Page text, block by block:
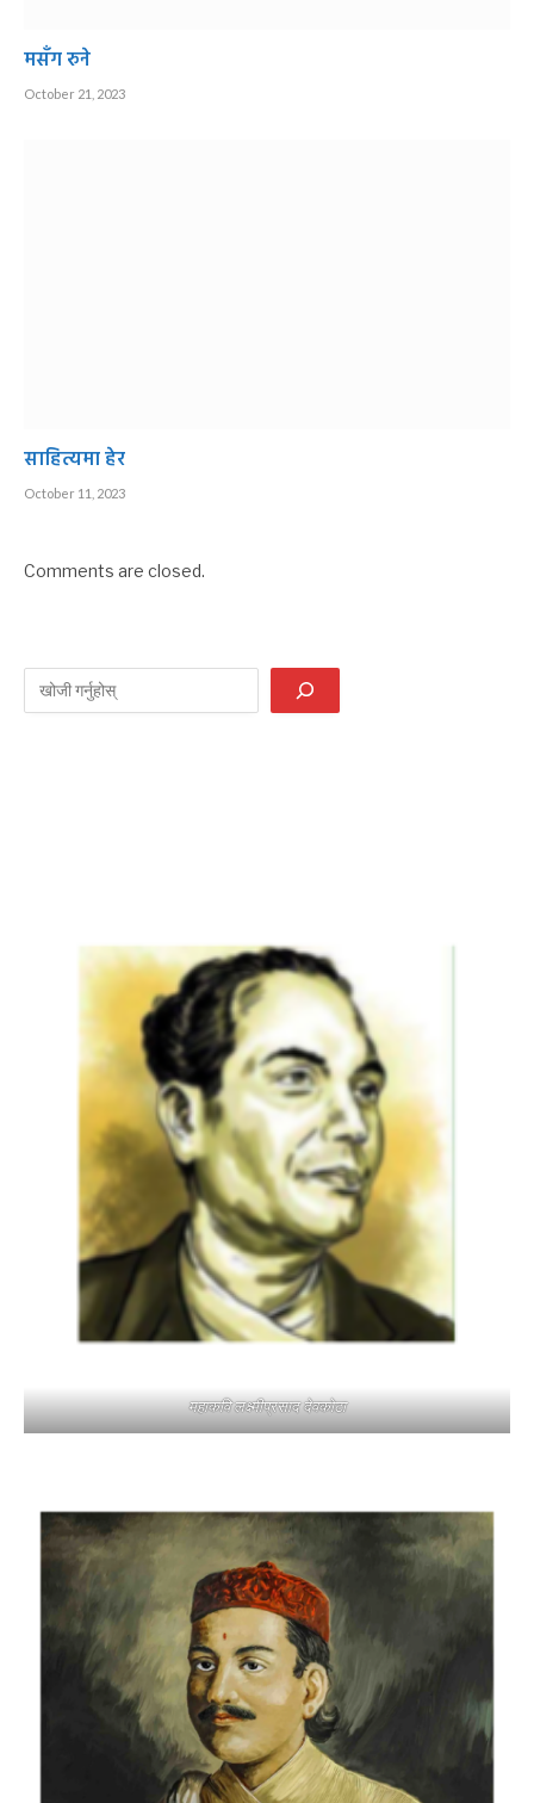
मसँग रुने
October 21, 2023
साहित्यमा हेर
October 11, 2023
Comments are closed.
महाकवि लक्ष्मीप्रसाद देवकोटा